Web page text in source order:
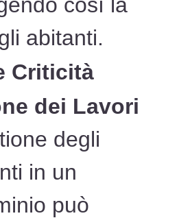
abitanti.
Criticità
dei Lavori
degli
in un
può